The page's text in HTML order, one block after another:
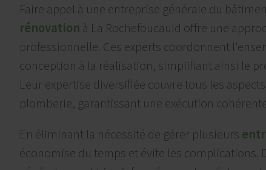
Faire appel à une entreprise générale du
rénovation à La Rochefoucauld offre une
professionnelle. Ces experts coordonnent
conception à la réalisation, simplifiant ainsi le
Leur expertise diversifiée couvre tous les
plomberie, garantissant une exécution
En éliminant la nécessité de gérer plusieurs
économise du temps et évite les complications.